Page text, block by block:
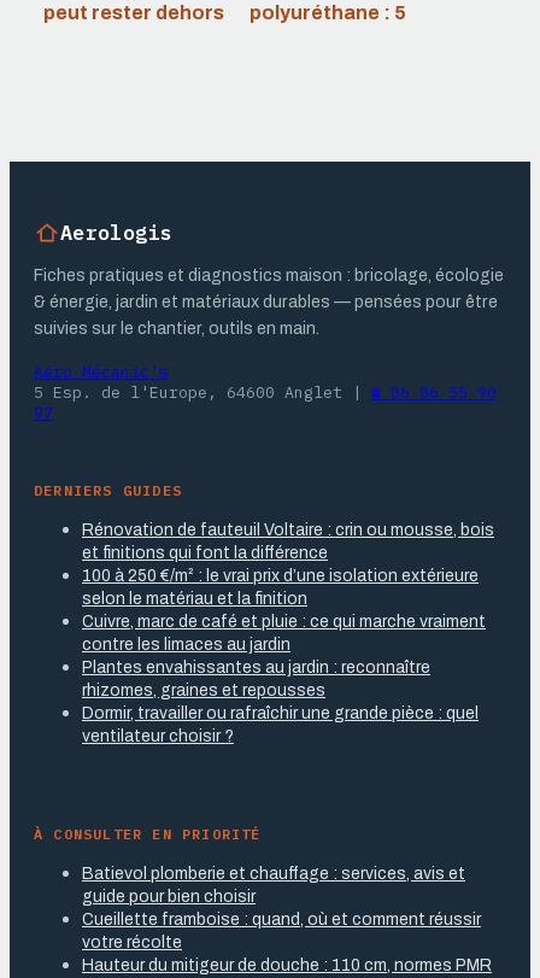
peut rester dehors
polyuréthane : 5
Aerologis
Fiches pratiques et diagnostics maison : bricolage, écologie
& énergie, jardin et matériaux durables — pensées pour être
suivies sur le chantier, outils en main.
Aéro Mécanic's
5 Esp. de l'Europe, 64600 Anglet | ☎ 06 06 55 90
97
DERNIERS GUIDES
Rénovation de fauteuil Voltaire : crin ou mousse, bois
et finitions qui font la différence
100 à 250 €/m² : le vrai prix d’une isolation extérieure
selon le matériau et la finition
Cuivre, marc de café et pluie : ce qui marche vraiment
contre les limaces au jardin
Plantes envahissantes au jardin : reconnaître
rhizomes, graines et repousses
Dormir, travailler ou rafraîchir une grande pièce : quel
ventilateur choisir ?
À CONSULTER EN PRIORITÉ
Batievol plomberie et chauffage : services, avis et
guide pour bien choisir
Cueillette framboise : quand, où et comment réussir
votre récolte
Hauteur du mitigeur de douche : 110 cm, normes PMR